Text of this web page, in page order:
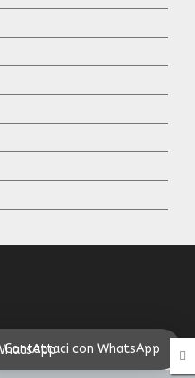
Contattaci con WhatsApp